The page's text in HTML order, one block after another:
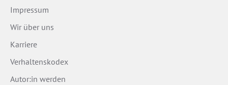
Impressum
Wir über uns
Karriere
Verhaltenskodex
Autor:in werden